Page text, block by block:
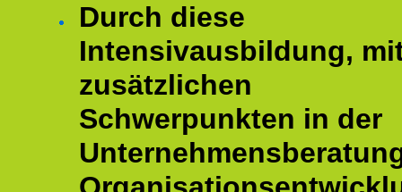
Durch diese
Intensivausbildung,
zusätzlichen
Schwerpunkten in der